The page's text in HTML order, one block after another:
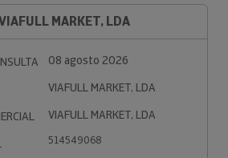
MARKET, LDA
08 agosto 2026
VIAFULL MARKET, LDA
VIAFULL MARKET, LDA
514549068